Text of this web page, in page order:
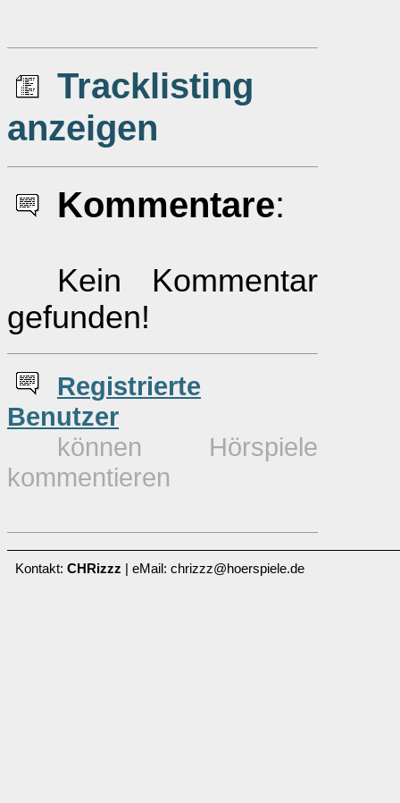
Tracklisting
anzeigen
Kommentare:
Kein Kommentar
gefunden!
Registrierte
Benutzer
können Hörspiele
kommentieren
Kontakt: CHRizzz | eMail: chrizzz@hoerspiele.de